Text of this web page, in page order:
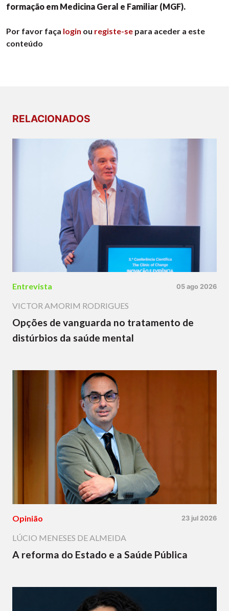
formação em Medicina Geral e Familiar (MGF).
Por favor faça login ou registe-se para aceder a este
conteúdo
RELACIONADOS
Entrevista 05 ago 2026
VICTOR AMORIM RODRIGUES
Opções de vanguarda no tratamento de
distúrbios da saúde mental
Opinião 23 jul 2026
LÚCIO MENESES DE ALMEIDA
A reforma do Estado e a Saúde Pública